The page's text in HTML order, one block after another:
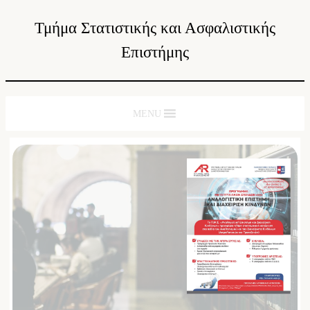
Τμήμα Στατιστικής και Ασφαλιστικής
Επιστήμης
MENU